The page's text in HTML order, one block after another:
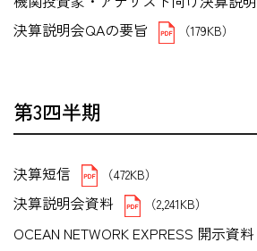
決算説明会QAの要旨
（179KB）
第3四半期
決算短信 （472KB）
決算説明会資料 （2,241KB）
OCEAN NETWORK EXPRESS 開示資料